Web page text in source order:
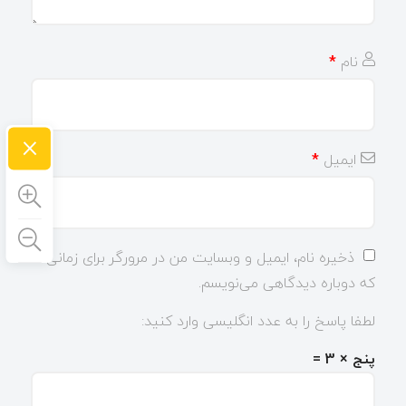
نام *
ایمیل *
ذخیره نام، ایمیل و وبسایت من در مرورگر برای زمانی
که دوباره دیدگاهی می‌نویسم.
لطفا پاسخ را به عدد انگلیسی وارد کنید:
پنج × 3 =
×